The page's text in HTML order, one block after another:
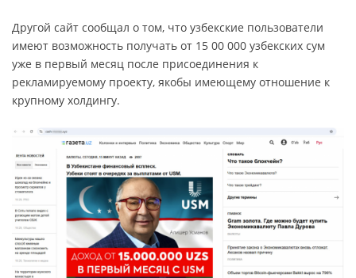
Другой сайт сообщал о том, что узбекские пользователи
имеют возможность получать от 15 00 000 узбекских сум
уже в первый месяц после присоединения к
рекламируемому проекту, якобы имеющему отношение к
крупному холдингу.